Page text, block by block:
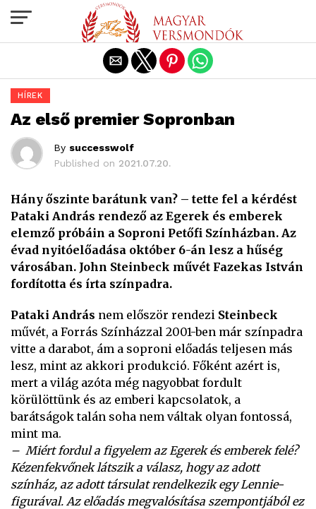
HÍREK
Az első premier Sopronban
By successwolf
Published on 2021.07.20.
Hány őszinte barátunk van? – tette fel a kérdést
Pataki András rendező az Egerek és emberek
elemző próbáin a Soproni Petőfi Színházban. Az
évad nyitóelőadása október 6-án lesz a hűség
városában. John Steinbeck művét Fazekas István
fordította és írta színpadra.
Pataki András nem először rendezi Steinbeck
művét, a Forrás Színházzal 2001-ben már színpadra
vitte a darabot, ám a soproni előadás teljesen más
lesz, mint az akkori produkció. Főként azért is,
mert a világ azóta még nagyobbat fordult
körülöttünk és az emberi kapcsolatok, a
barátságok talán soha nem váltak olyan fontossá,
mint ma.
– Miért fordul a figyelem az Egerek és emberek felé?
Kézenfekvőnek látszik a válasz, hogy az adott
színház, az adott társulat rendelkezik egy Lennie-
figurával. Az előadás megvalósítása szempontjából ez
Exit mobile version